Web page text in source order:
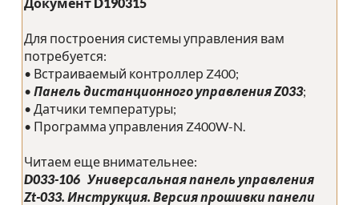
Для построения системы управления вам
потребуется:
• Встраиваемый контроллер Z400;
• Панель дистанционного управления Z033;
• Датчики температуры;
• Программа управления Z400W-N.
Читаем еще внимательнее:
D033-106 Универсальная панель управления
Zt-033. Инструкция. Версия прошивки панели